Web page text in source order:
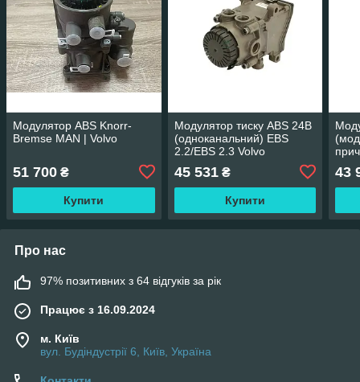
Модулятор ABS Knorr-
Bremse MAN | Volvo
51 700 ₴
Купити
Модулятор тиску ABS 24В
(одноканальний) EBS
2.2/EBS 2.3 Volvo
45 531₴
Купити
43
Про нас
97% позитивних з 64 відгуків за рік
Працює з 16.09.2024
м. Київ
вул. Будіндустрії 6, Київ, Україна